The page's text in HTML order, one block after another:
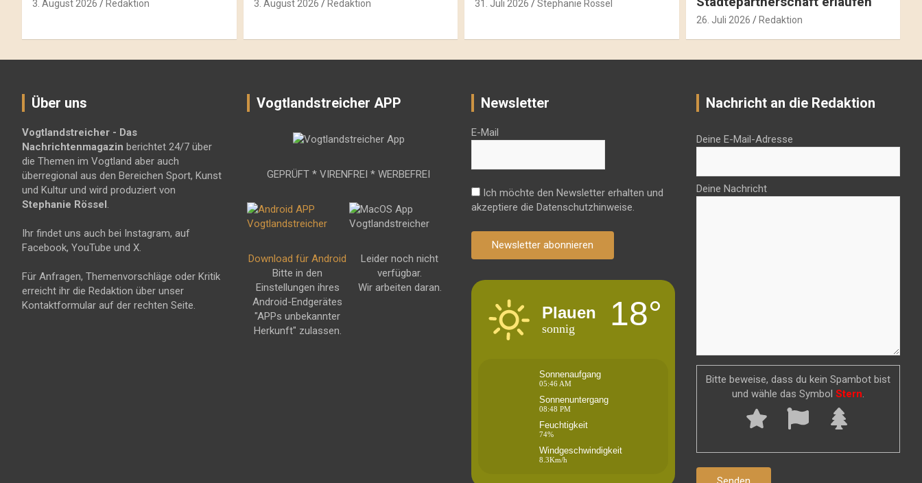
3. August 2026 Redaktion 3. August 2026 Redaktion 31. Juli 2026 Stephanie Rössel
26. Juli 2026 Redaktion
Über uns
Vogtlandstreicher - Das
Nachrichtenmagazin berichtet 24/7 über
die Themen im Vogtland aber auch
überregional aus den Bereichen Sport, Kunst
und Kultur und wird produziert von
Stephanie Rössel.
Ihr findet uns auch bei Instagram, auf
Facebook, YouTube und X.
Für Anfragen, Themenvorschläge oder Kritik
erreicht ihr die Redaktion über unser
Kontaktformular auf der rechten Seite.
Vogtlandstreicher APP
GEPRÜFT * VIRENFREI * WERBEFREI
Download für Android
Bitte in den
Einstellungen ihres
Android-Endgerätes
"APPs unbekannter
Herkunft" zulassen.
Leider noch nicht
verfügbar.
Wir arbeiten daran.
Newsletter
E-Mail
Ich möchte den Newsletter erhalten und
akzeptiere die Datenschutzhinweise.
Newsletter abonnieren
Plauen
sonnig 18°
Sonnenaufgang
05:46 AM
Sonnenuntergang
08:48 PM
Feuchtigkeit
74%
Windgeschwindigkeit
8.3Km/h
Nachricht an die Redaktion
Deine E-Mail-Adresse
Deine Nachricht
Bitte beweise, dass du kein Spambot bist
und wähle das Symbol Stern.